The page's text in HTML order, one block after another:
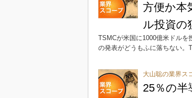
方便か本
ル投資の
TSMCが米国に1000億米ドルを
の発表がどうもふに落ちない
大山聡の業界ス
25％の